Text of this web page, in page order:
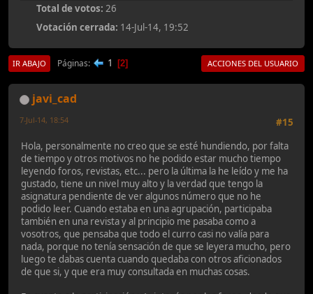
Total de votos: 26
Votación cerrada: 14-Jul-14, 19:52
IR ABAJO Páginas 1 2 ACCIONES DEL USUARIO
javi_cad
#15
7-Jul-14, 18:54
Hola, personalmente no creo que se esté hundiendo, por falta
de tiempo y otros motivos no he podido estar mucho tiempo
leyendo foros, revistas, etc... pero la última la he leído y me ha
gustado, tiene un nivel muy alto y la verdad que tengo la
asignatura pendiente de ver algunos número que no he
podido leer. Cuando estaba en una agrupación, participaba
también en una revista y al principio me pasaba como a
vosotros, que pensaba que todo el curro casi no valía para
nada, porque no tenía sensación de que se leyera mucho, pero
luego te dabas cuenta cuando quedaba con otros aficionados
de que si, y que era muy consultada en muchas cosas.